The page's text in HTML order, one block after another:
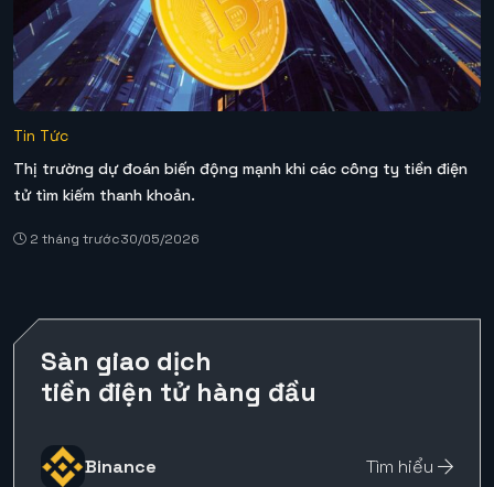
Tin Tức
Thị trường dự đoán biến động mạnh khi các công ty tiền điện
tử tìm kiếm thanh khoản.
2 tháng trước30/05/2026
Sàn giao dịch
tiền điện tử hàng đầu
Binance Tìm hiểu